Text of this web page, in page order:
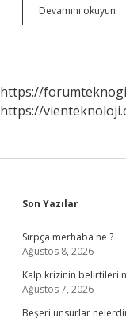
Devamını okuyun
https://
https://
Sidebar
Son Yazılar
Sırpça merhaba ne ?
Ağustos 8, 2026
Kalp krizinin belirtileri
Ağustos 7, 2026
Beşeri unsurlar nelerdir